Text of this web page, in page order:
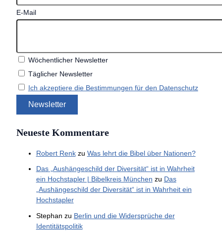
E-Mail
Wöchentlicher Newsletter
Täglicher Newsletter
Ich akzeptiere die Bestimmungen für den Datenschutz
Neueste Kommentare
Robert Renkzu Was lehrt die Bibel über Nationen?
Das „Aushängeschild der Diversität“ ist in Wahrheit
ein Hochstapler | Bibelkreis München zu Das
„Aushängeschild der Diversität“ ist in Wahrheit ein
Hochstapler
Stephan zu Berlin und die Widersprüche der
Identitätspolitik